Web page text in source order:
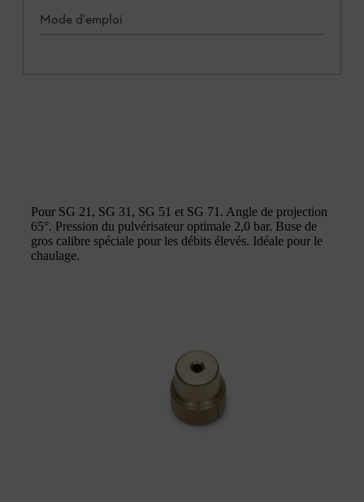
Mode d'emploi
Pour SG 21, SG 31, SG 51 et SG 71. Angle de projection
65°. Pression du pulvérisateur optimale 2,0 bar. Buse de
gros calibre spéciale pour les débits élevés. Idéale pour le
chaulage.